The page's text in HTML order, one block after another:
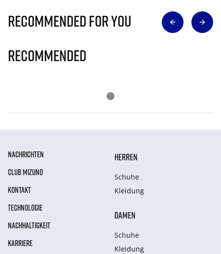
Recommended for you
Recommended
NACHRICHTEN
CLUB MIZUNO
KONTAKT
TECHNOLOGIE
NACHHALTIGKEIT
KARRIERE
HERREN
Schuhe
Kleidung
DAMEN
Schuhe
Kleidung